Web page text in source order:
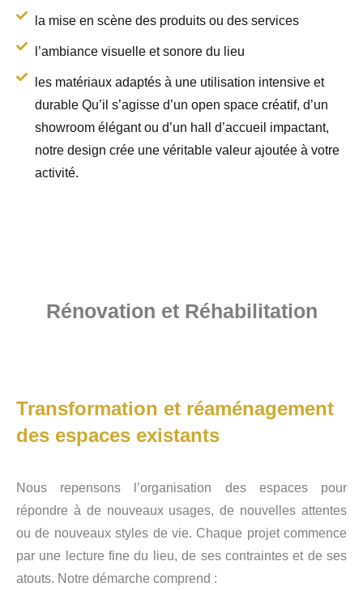
la mise en scène des produits ou des services
l’ambiance visuelle et sonore du lieu
les matériaux adaptés à une utilisation intensive et
durable Qu’il s’agisse d’un open space créatif, d’un
showroom élégant ou d’un hall d’accueil impactant,
notre design crée une véritable valeur ajoutée à votre
activité.
Rénovation et Réhabilitation
Transformation et réaménagement
des espaces existants
Nous repensons l’organisation des espaces pour
répondre à de nouveaux usages, de nouvelles attentes
ou de nouveaux styles de vie. Chaque projet commence
par une lecture fine du lieu, de ses contraintes et de ses
atouts. Notre démarche comprend :